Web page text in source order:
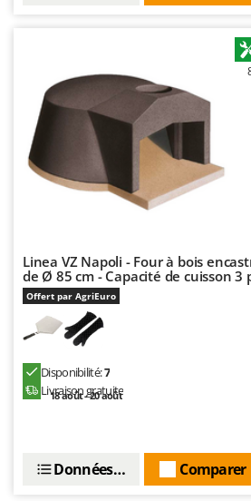
Omas
Ompagrill
Oriental Koshin
Outdoorchef
P
Palazzetti
Palumbo Pavi
Partisani
Paterlini
Philips
Pramac
R.G.V.
Linea VZ Napoli - Four à bois
de Ø 85 cm - Capacité de cuisson 3
Offert par AgriEuro
Disponibilité:7
Livraison gratuite
18 août - 20 août
Comparer
Données techniques